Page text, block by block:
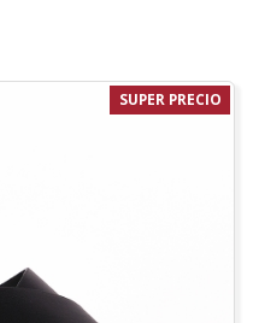
SUPER PRECIO